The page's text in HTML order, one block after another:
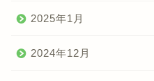
2025年1月
2024年12月